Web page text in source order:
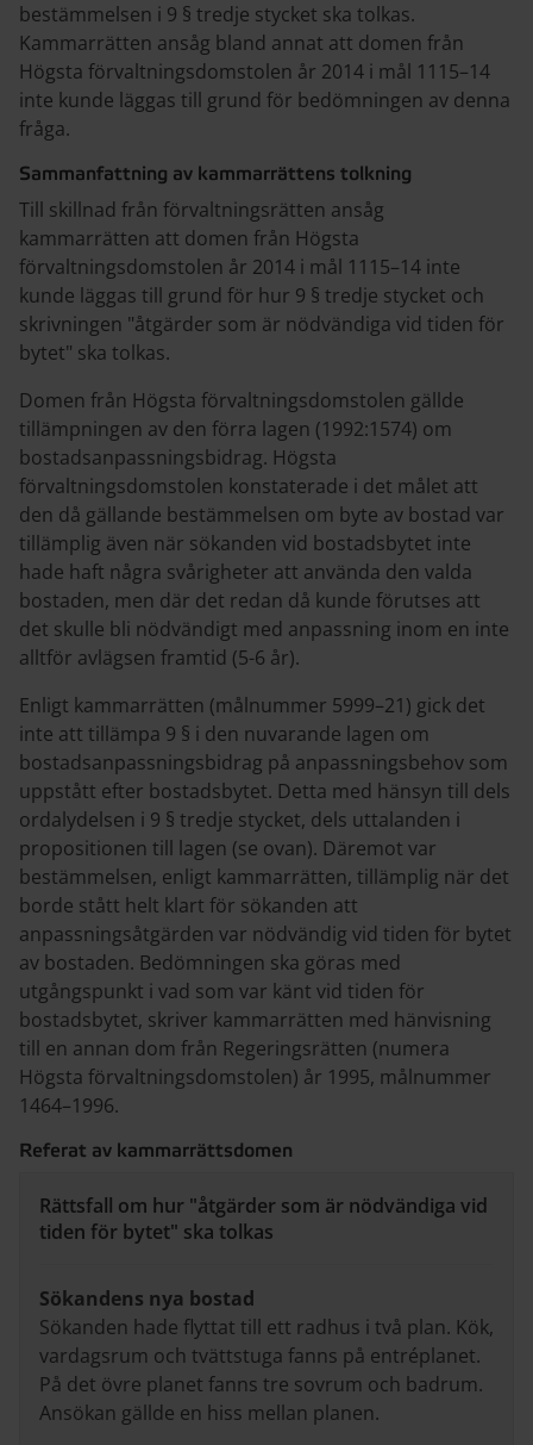
bestämmelsen i 9 § tredje stycket ska tolkas.
Kammarrätten ansåg bland annat att domen från
Högsta förvaltningsdomstolen år 2014 i mål 1115–14
inte kunde läggas till grund för bedömningen av denna
fråga.
Sammanfattning av kammarrättens tolkning
Till skillnad från förvaltningsrätten ansåg
kammarrätten att domen från Högsta
förvaltningsdomstolen år 2014 i mål 1115–14 inte
kunde läggas till grund för hur 9 § tredje stycket och
skrivningen "åtgärder som är nödvändiga vid tiden för
bytet" ska tolkas.
Domen från Högsta förvaltningsdomstolen gällde
tillämpningen av den förra lagen (1992:1574) om
bostadsanpassningsbidrag. Högsta
förvaltningsdomstolen konstaterade i det målet att
den då gällande bestämmelsen om byte av bostad var
tillämplig även när sökanden vid bostadsbytet inte
hade haft några svårigheter att använda den valda
bostaden, men där det redan då kunde förutses att
det skulle bli nödvändigt med anpassning inom en inte
alltför avlägsen framtid (5-6 år).
Enligt kammarrätten (målnummer 5999–21) gick det
inte att tillämpa 9 § i den nuvarande lagen om
bostadsanpassningsbidrag på anpassningsbehov som
uppstått efter bostadsbytet. Detta med hänsyn till dels
ordalydelsen i 9 § tredje stycket, dels uttalanden i
propositionen till lagen (se ovan). Däremot var
bestämmelsen, enligt kammarrätten, tillämplig när det
borde stått helt klart för sökanden att
anpassningsåtgärden var nödvändig vid tiden för bytet
av bostaden. Bedömningen ska göras med
utgångspunkt i vad som var känt vid tiden för
bostadsbytet, skriver kammarrätten med hänvisning
till en annan dom från Regeringsrätten (numera
Högsta förvaltningsdomstolen) år 1995, målnummer
1464–1996.
Referat av kammarrättsdomen
Rättsfall om hur "åtgärder som är nödvändiga vid
tiden för bytet" ska tolkas
Sökandens nya bostad
Sökanden hade flyttat till ett radhus i två plan. Kök,
vardagsrum och tvättstuga fanns på entréplanet.
På det övre planet fanns tre sovrum och badrum.
Ansökan gällde en hiss mellan planen.